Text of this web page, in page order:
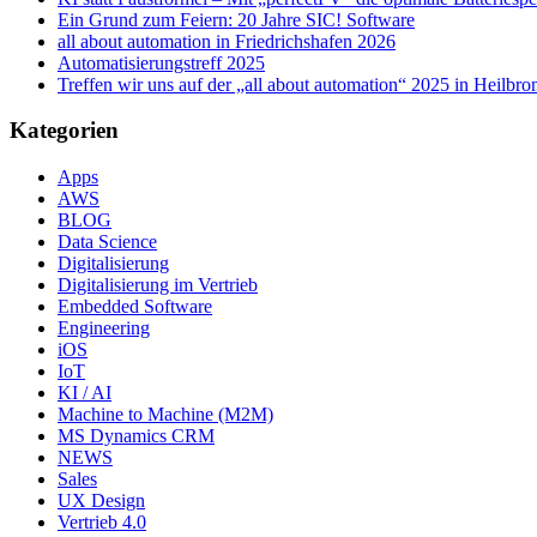
Ein Grund zum Feiern: 20 Jahre SIC! Software
all about automation in Friedrichshafen 2026
Automatisierungstreff 2025
Treffen wir uns auf der „all about automation“ 2025 in
Kategorien
Apps
AWS
BLOG
Data Science
Digitalisierung
Digitalisierung im Vertrieb
Embedded Software
Engineering
iOS
IoT
KI / AI
Machine to Machine (M2M)
MS Dynamics CRM
NEWS
Sales
UX Design
Vertrieb 4.0